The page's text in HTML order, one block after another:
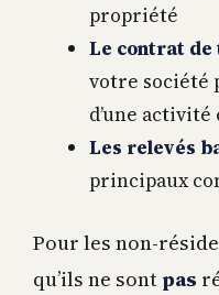
propriété
Le contrat
votre société
d’une activité
Les relevés
principaux
Pour les non-
qu’ils ne sont pas